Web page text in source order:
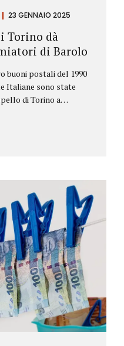
23 GENNAIO 2025
Torino dà
di Barolo
buoni postali del 1990
Italiane sono state
di Torino a
ribalta la
risalente al 1986,
e di un timbro
la tabella, la quale